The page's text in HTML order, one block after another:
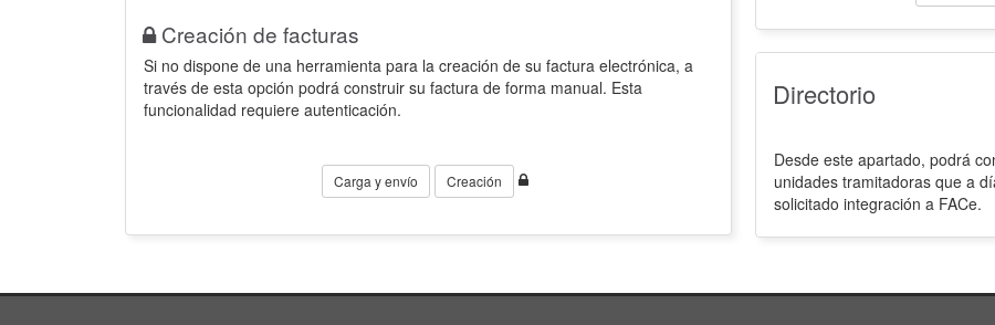
Creación de facturas
Si no dispone de una herramienta para la creación de su factura electrónica, a
través de esta opción podrá construir su factura de forma manual. Esta
funcionalidad requiere autenticación.
Carga y envío Creación
Directorio
Desde este apartado, podrá
unidades tramitadoras que a
solicitado integración a FACe.